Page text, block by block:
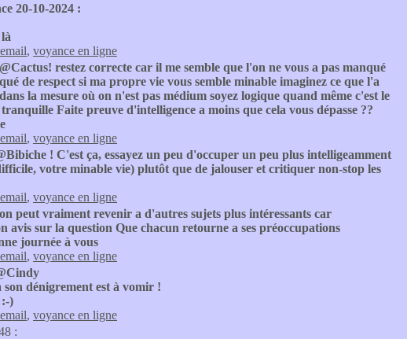
20-10-2024 :
, voyance en ligne
@Cactus! restez correcte car il me semble que l'on ne vous a pas manqué
de respect si ma propre vie vous semble minable imaginez ce que l'a
la mesure où on n'est pas médium soyez logique quand même c'est le
Faite preuve d'intelligence a moins que cela vous dépasse ??
, voyance en ligne
! C'est ça, essayez un peu d'occuper un peu plus intelligeamment
votre minable vie) plutôt que de jalouser et critiquer non-stop les
, voyance en ligne
on peut vraiment revenir a d'autres sujets plus intéressants car
sur la question Que chacun retourne a ses préoccupations
journée à vous
, voyance en ligne
dénigrement est à vomir !
:-)
, voyance en ligne
: